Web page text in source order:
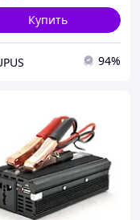
Купить
94%